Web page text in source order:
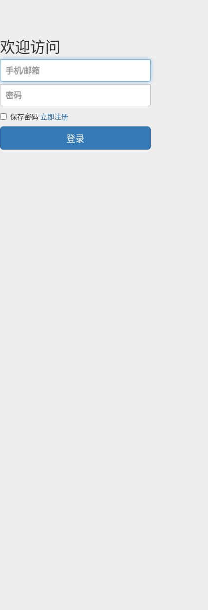
欢迎访问
保存密码 立即注册
登录